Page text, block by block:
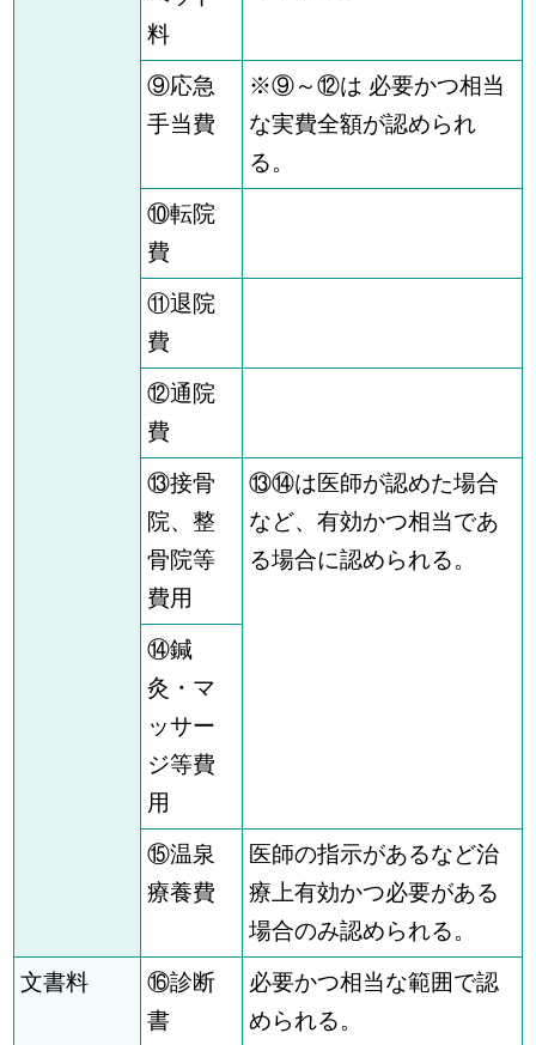
料
⑨応急
手当費
※⑨～⑫は 必要かつ相当
な実費全額が認められ
る。
⑩転院
費
⑪退院
費
⑫通院
費
⑬接骨
院、整
骨院等
費用
⑬⑭は医師が認めた場合
など、有効かつ相当であ
る場合に認められる。
⑭鍼
灸・マ
ッサー
ジ等費
用
⑮温泉
療養費
医師の指示があるなど治
療上有効かつ必要がある
場合のみ認められる。
文書料
⑯診断
書
必要かつ相当な範囲で認
められる。